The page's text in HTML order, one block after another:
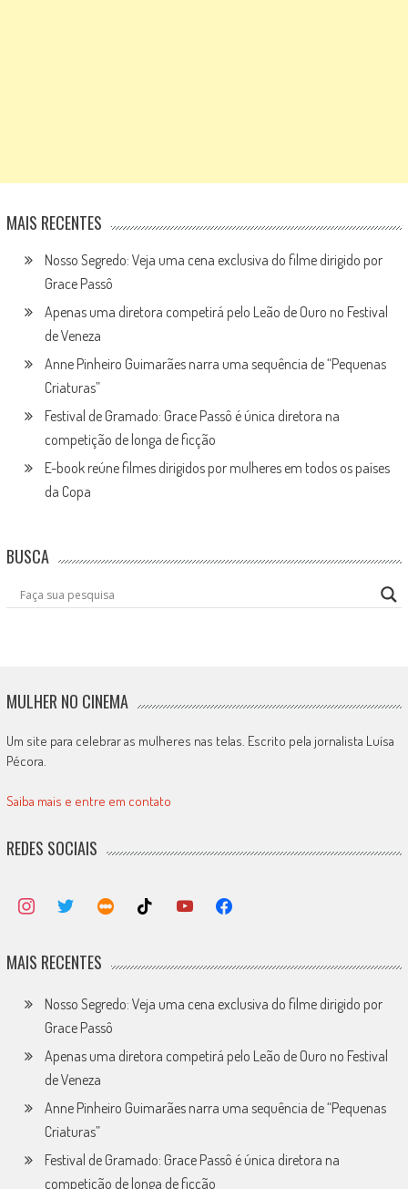
MAIS RECENTES
Nosso Segredo: Veja uma cena exclusiva do filme dirigido por
Grace Passô
Apenas uma diretora competirá pelo Leão de Ouro no Festival
de Veneza
Anne Pinheiro Guimarães narra uma sequência de “Pequenas
Criaturas”
Festival de Gramado: Grace Passô é única diretora na
competição de longa de ficção
E-book reúne filmes dirigidos por mulheres em todos os países
da Copa
BUSCA
MULHER NO CINEMA
Um site para celebrar as mulheres nas telas. Escrito pela jornalista Luísa
Pécora.
Saiba mais e entre em contato
REDES SOCIAIS
MAIS RECENTES
Nosso Segredo: Veja uma cena exclusiva do filme dirigido por
Grace Passô
Apenas uma diretora competirá pelo Leão de Ouro no Festival
de Veneza
Anne Pinheiro Guimarães narra uma sequência de “Pequenas
Criaturas”
Festival de Gramado: Grace Passô é única diretora na
competição de longa de ficção